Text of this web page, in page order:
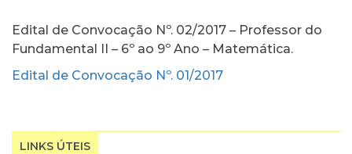
Edital de Convocação Nº. 02/2017 – Professor do
Fundamental II – 6º ao 9º Ano – Matemática.
Edital de Convocação Nº. 01/2017
LINKS ÚTEIS